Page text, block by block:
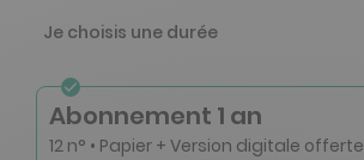
Je choisis une durée
Abonnement 1 an
12 n° • Papier + Version digitale offerte